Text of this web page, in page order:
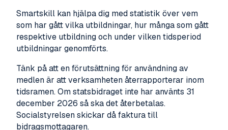
Smartskill kan hjälpa dig med statistik över vem
som har gått vilka utbildningar, hur många som gått
respektive utbildning och under vilken tidsperiod
utbildningar genomförts.
Tänk på att en förutsättning för användning av
medlen är att verksamheten återrapporterar inom
tidsramen. Om statsbidraget inte har använts 31
december 2026 så ska det återbetalas.
Socialstyrelsen skickar då faktura till
bidragsmottagaren.